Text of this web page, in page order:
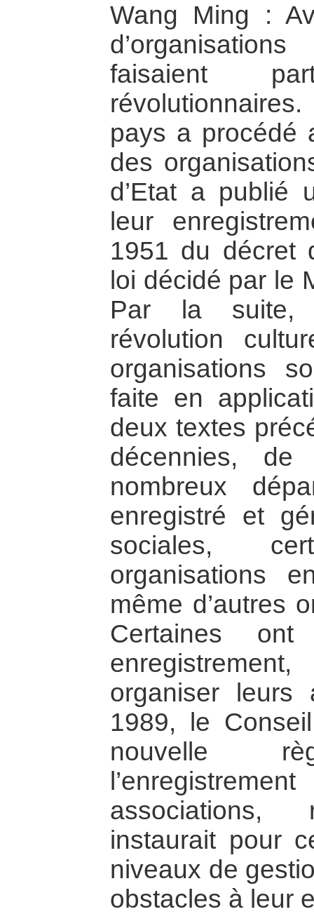
Wang Ming :
faisaient
pays a procédé
des
d’Etat a publié
leur
1951 du décret
loi décidé par le
Par la suite,
révolution
organisations
faite en
deux textes
décennies,
nombreux
enregistré et
sociales,
organisations
même d’autres
Certaines
organiser leurs
1989, le
nouvelle
associations,
instaurait pour
niveaux de
obstacles à leur